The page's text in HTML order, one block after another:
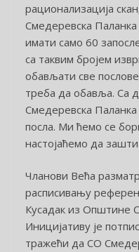
рационализација
Смедеревска
имати само 60
са таквим бројем
обављати све
треба да обавља. Са
Смедеревска
посла. Ми ћемо се
настојаћемо да
Чланови Већа
расписивању
Кусадак из Општине
Иницијативу је
тражећи да СО